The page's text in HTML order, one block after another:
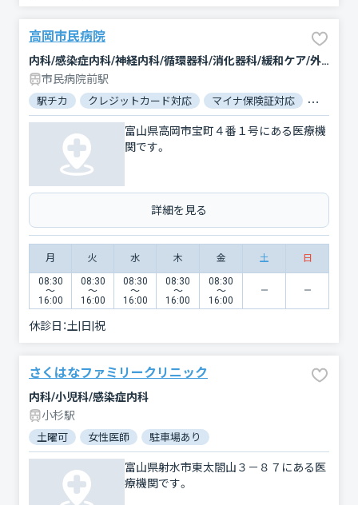
高岡市民病院
内科/感染症内科/神経内科/循環器科/消化器科/緩和ケア/外科/脳神経外科/心臓血管外科/整形外科/形成外科/小児科/産婦人科/眼科/耳鼻咽喉科/皮膚科/泌尿器科/精神科・神経科/歯科口腔外科/リウマチ科/リハビリテーション/放射線科/臨床検査・病理診断/麻酔科
市民病院前駅
駅チカ クレジットカード対応 マイナ保険証対応 女性医師
富山県高岡市宝町４番１号にある医療機
関です。
詳細を見る
月 火 水 木 金 土 日
08:30
〜
16:00
08:30
〜
16:00
08:30
〜
16:00
08:30
〜
16:00
08:30
〜
16:00
休診日：土|日|祝
さくはなファミリークリニック
内科/小児科/感染症内科
小杉駅
土曜可 女性医師 駐車場あり
富山県射水市東太閤山３－８７にある医
療機関です。